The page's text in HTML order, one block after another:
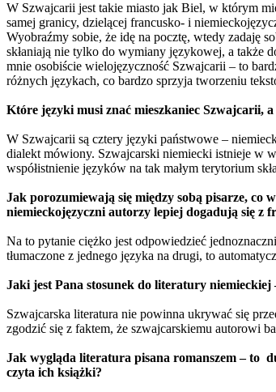
W Szwajcarii jest takie miasto jak Biel, w którym
samej granicy, dzielącej francusko- i
Wyobraźmy sobie, że idę na pocztę, wtedy zadaję
skłaniają nie tylko do wymiany językowej, a także
mnie osobiście wielojęzyczność Szwajcarii – to
różnych językach, co bardzo sprzyja tworzeniu
Które języki musi znać mieszkaniec Szwajcarii,
W Szwajcarii są cztery języki państwowe –
dialekt mówiony. Szwajcarski niemiecki istnieje w
współistnienie języków na tak małym terytorium
Jak porozumiewają się między sobą pisarze, co
niemieckojęzyczni autorzy lepiej dogadują się z
Na to pytanie ciężko jest odpowiedzieć
tłumaczone z jednego języka na drugi, to
Jaki jest Pana stosunek do literatury niemieckiej
Szwajcarska literatura nie powinna ukrywać się
zgodzić się z faktem, że szwajcarskiemu autorowi
Jak wygląda literatura pisana romanszem – to
czyta ich książki?